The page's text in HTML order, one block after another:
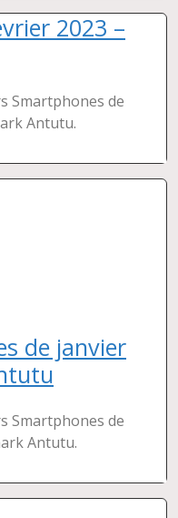
2023 –
Smartphones de
Antutu.
de janvier
Smartphones de
Antutu.